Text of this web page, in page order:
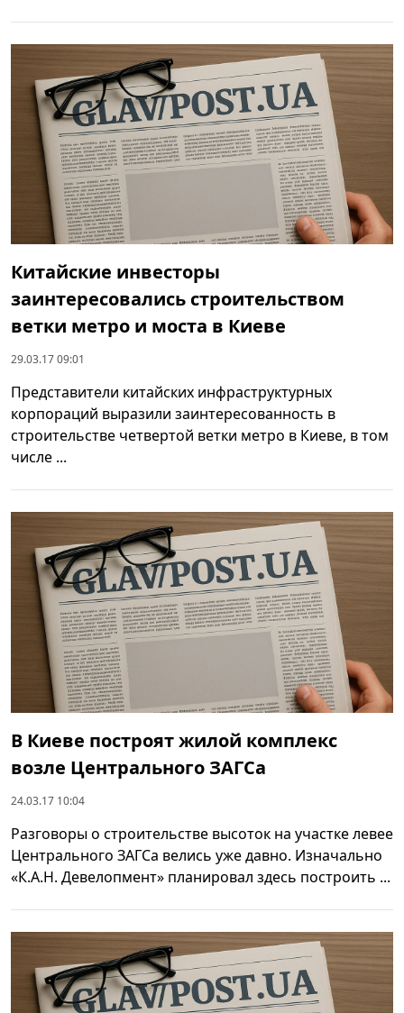
Китайские инвесторы
заинтересовались строительством
ветки метро и моста в Киеве
29.03.17 09:01
Представители китайских инфраструктурных
корпораций выразили заинтересованность в
строительстве четвертой ветки метро в Киеве, в том
числе ...
В Киеве построят жилой комплекс
возле Центрального ЗАГСа
24.03.17 10:04
Разговоры о строительстве высоток на участке левее
Центрального ЗАГСа велись уже давно. Изначально
«К.А.Н. Девелопмент» планировал здесь построить ...